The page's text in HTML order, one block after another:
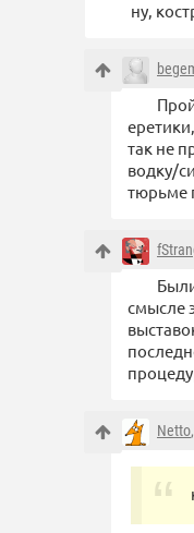
ну,
так не
водку/
тюрьме
смысле
Netto